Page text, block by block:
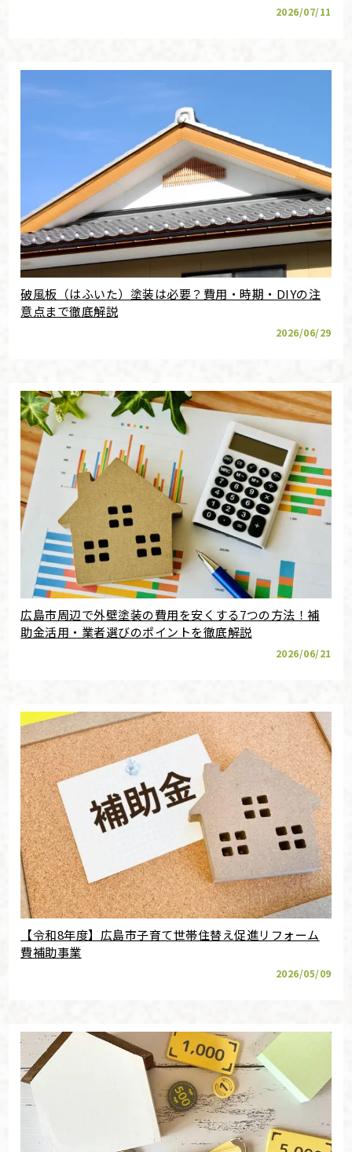
2026/07/11
破風板（はふいた）塗装は必要？費用・時期・DIYの注
意点まで徹底解説
2026/06/29
広島市周辺で外壁塗装の費用を安くする7つの方法！補
助金活用・業者選びのポイントを徹底解説
2026/06/21
【令和8年度】広島市子育て世帯住替え促進リフォーム
費補助事業
2026/05/09